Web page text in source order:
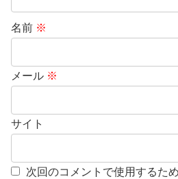
名前 ※
メール ※
サイト
次回のコメントで使用するた